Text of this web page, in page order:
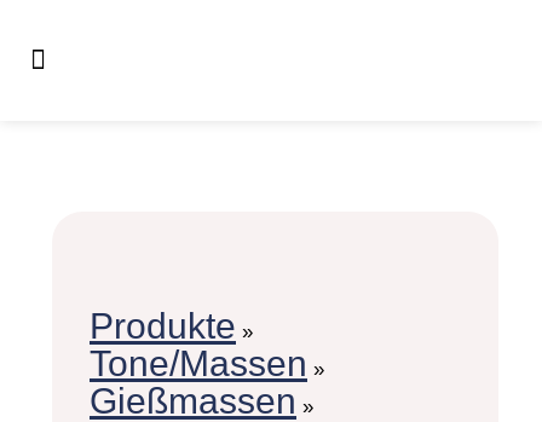
Produkte »
Tone/Massen »
Gießmassen »